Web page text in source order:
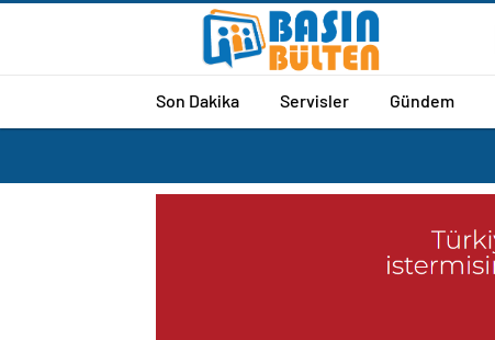
Son Dakika Servisler Gündem